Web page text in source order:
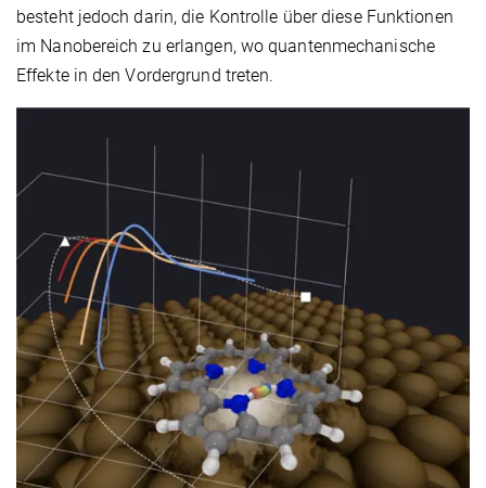
besteht jedoch darin, die Kontrolle über diese Funktionen
im Nanobereich zu erlangen, wo quantenmechanische
Effekte in den Vordergrund treten.